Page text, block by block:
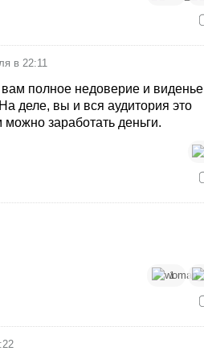
в 22:11
вам полное недоверие и виденье
деле, вы и вся аудитория это
заработать деньги.
1